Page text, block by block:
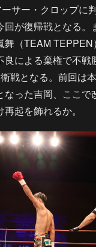
サー・クロップに
回が復帰戦となる。
舞（TEAM TEPPEN
による棄権で不戦
戦となる。前回は
なった吉岡、ここで
起を飾れるか。